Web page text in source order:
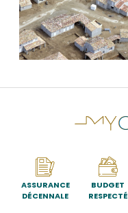
ASSURANCE
DÉCENNALE
BUDGET
RESPECTÉ